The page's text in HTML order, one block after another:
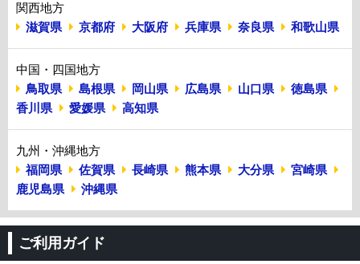
関西地方
滋賀県
京都府 大阪府 兵庫県 奈良県 和歌山県
中国・四国地方
鳥取県
島根県 岡山県 広島県 山口県
徳島県
香川県
愛媛県 高知県
九州・沖縄地方
福岡県
佐賀県 長崎県 熊本県 大分県
宮崎県
鹿児島県
沖縄県
ご利用ガイド